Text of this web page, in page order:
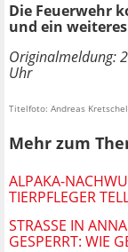
Die Feuerwehr
und ein
Originalmeldung:
Uhr
Titelfoto: Andreas Kretschel
Mehr zum
ALPAKA-
TIERPFLEGER
STRASSE IN
ESPERRT: WIE